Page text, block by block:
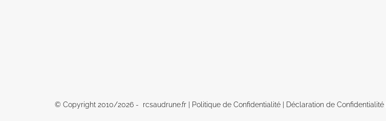
© Copyright 2010/2026 - rcsaudrune.fr | Politique de Confidentialité | Déclaration de Confidentialité